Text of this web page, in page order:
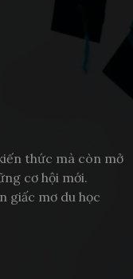
thức mà còn mở
cơ hội mới.
giấc mơ du học